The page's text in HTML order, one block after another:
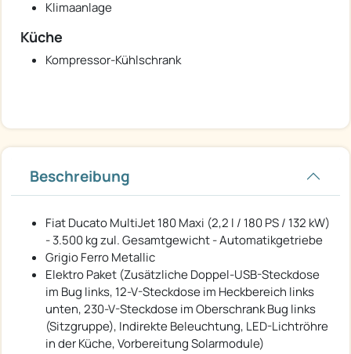
Klimaanlage
Küche
Kompressor-Kühlschrank
Beschreibung
Fiat Ducato MultiJet 180 Maxi (2,2 l / 180 PS / 132 kW)
- 3.500 kg zul. Gesamtgewicht - Automatikgetriebe
Grigio Ferro Metallic
Elektro Paket (Zusätzliche Doppel-USB-Steckdose
im Bug links, 12-V-Steckdose im Heckbereich links
unten, 230-V-Steckdose im Oberschrank Bug links
(Sitzgruppe), Indirekte Beleuchtung, LED-Lichtröhre
in der Küche, Vorbereitung Solarmodule)